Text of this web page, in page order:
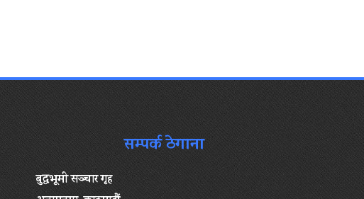
सम्पर्क ठेगाना
बुद्धभूमी सञ्चार गृह